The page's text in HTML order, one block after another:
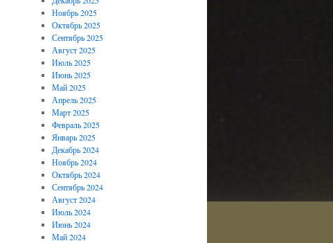
Ноябрь 2025
Октябрь 2025
Сентябрь 2025
Август 2025
Июль 2025
Июнь 2025
Май 2025
Апрель 2025
Март 2025
Февраль 2025
Январь 2025
Декабрь 2024
Ноябрь 2024
Октябрь 2024
Сентябрь 2024
Август 2024
Июль 2024
Июнь 2024
Май 2024